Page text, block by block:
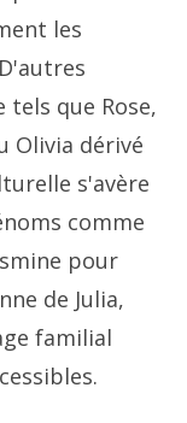
les
que Rose,
Olivia dérivé
s'avère
comme
pour
de Julia,
familial